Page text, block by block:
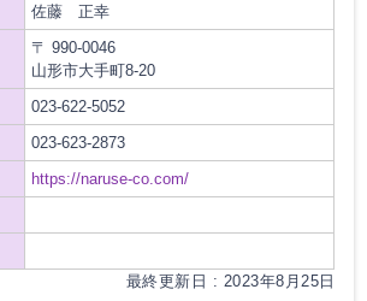
佐藤 正幸
〒 990-0046
山形市大手町8-20
023-622-5052
023-623-2873
https://naruse-co.com/
最終更新日 : 2023年8月25日